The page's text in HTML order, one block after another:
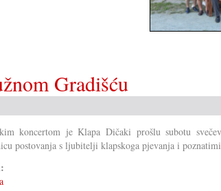
Gradišću
koncertom je Klapa Dičaki prošlu subotu
postovanja s ljubitelji klapskoga pjevanja i